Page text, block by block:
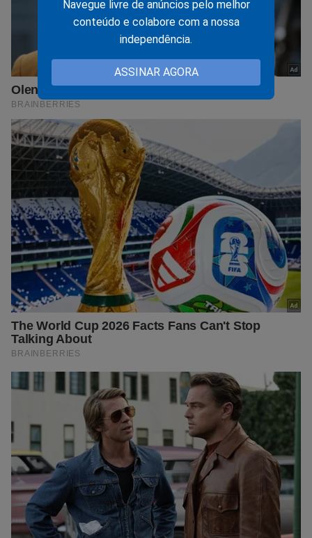
Navegue livre de anúncios pelo melhor
conteúdo e colabore com a nossa
independência.
ASSINAR AGORA